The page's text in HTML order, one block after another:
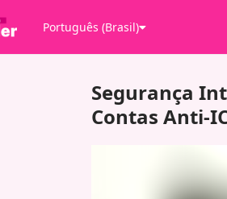
Português (Brasil)
Segurança
Contas Anti-